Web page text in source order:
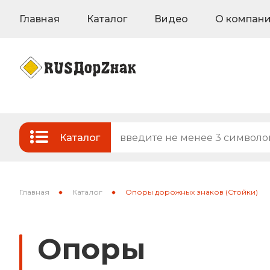
Главная Каталог Видео О
Каталог
Стандартные и временные дорожные
Знаки на флуоресцентном фоне
Знаки вертикальной разметки
Главная Каталог Опоры дорожных знаков (Стойки)
Опоры